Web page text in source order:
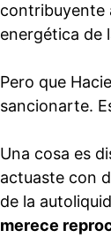
contribuyente
energética de
Pero que
sancionarte.
Una cosa es
actuaste con
de la
merece